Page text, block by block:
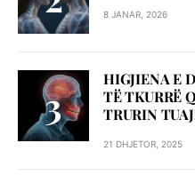
8 JANAR, 2026
HIGJIENA E
TË TKURRË
TRURIN
21 DHJETOR, 2025